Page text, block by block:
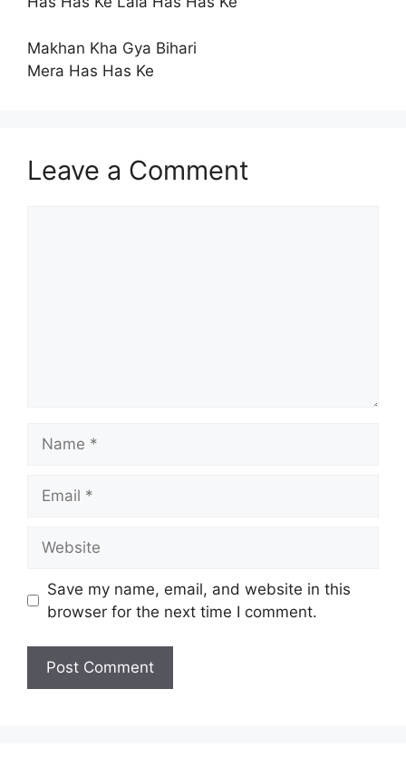
Makhan Kha Gya Bihari
Mera Has Has Ke
Leave a Comment
Save my name, email, and website in this
browser for the next time I comment.